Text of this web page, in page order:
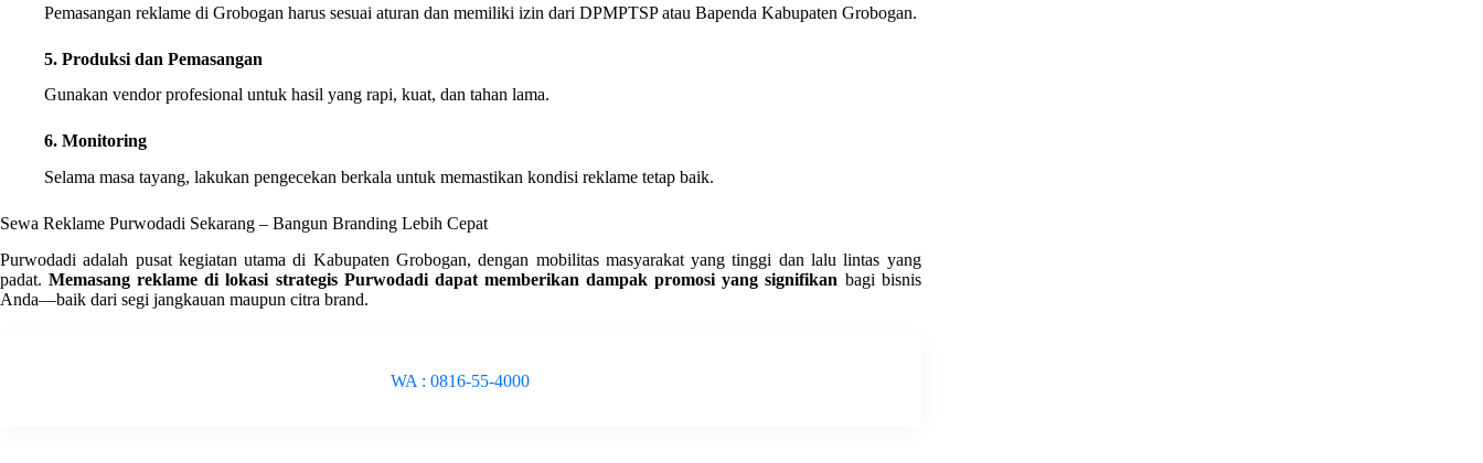
Pemasangan reklame di Grobogan harus sesuai aturan dan memiliki izin dari DPMPTSP atau Bapenda Kabupaten Grobogan.
5. Produksi dan Pemasangan
Gunakan vendor profesional untuk hasil yang rapi, kuat, dan tahan lama.
6. Monitoring
Selama masa tayang, lakukan pengecekan berkala untuk memastikan kondisi reklame tetap baik.
Sewa Reklame Purwodadi Sekarang – Bangun Branding Lebih Cepat
Purwodadi adalah pusat kegiatan utama di Kabupaten Grobogan, dengan mobilitas masyarakat yang tinggi dan lalu lintas yang
padat.Memasang reklame di lokasi strategis Purwodadi dapat memberikan dampak promosi yang signifikan bagi bisnis
Anda—baik dari segi jangkauan maupun citra brand.
WA : 0816-55-4000